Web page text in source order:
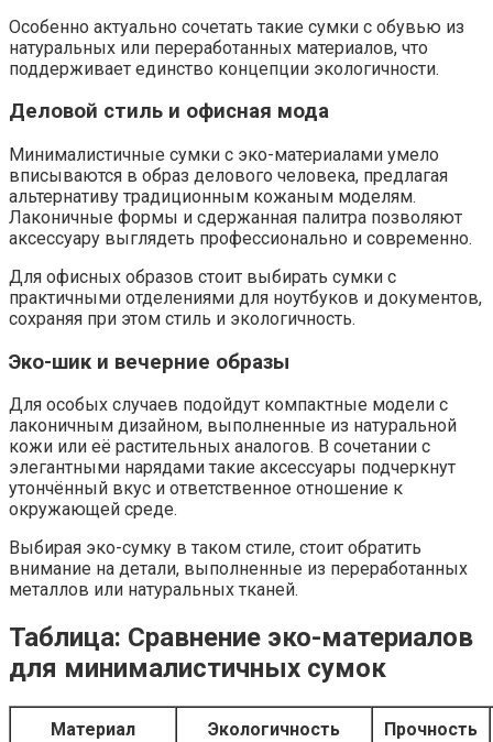
Особенно актуально сочетать такие сумки с обувью из
натуральных или переработанных материалов, что
поддерживает единство концепции экологичности.
Деловой стиль и офисная мода
Минималистичные сумки с эко-материалами умело
вписываются в образ делового человека, предлагая
альтернативу традиционным кожаным моделям.
Лаконичные формы и сдержанная палитра позволяют
аксессуару выглядеть профессионально и современно.
Для офисных образов стоит выбирать сумки с
практичными отделениями для ноутбуков и документов,
сохраняя при этом стиль и экологичность.
Эко-шик и вечерние образы
Для особых случаев подойдут компактные модели с
лаконичным дизайном, выполненные из натуральной
кожи или её растительных аналогов. В сочетании с
элегантными нарядами такие аксессуары подчеркнут
утончённый вкус и ответственное отношение к
окружающей среде.
Выбирая эко-сумку в таком стиле, стоит обратить
внимание на детали, выполненные из переработанных
металлов или натуральных тканей.
Таблица: Сравнение эко-материалов
для минималистичных сумок
Материал Экологичность Прочность